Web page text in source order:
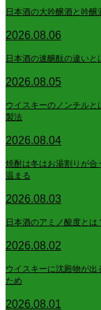
日本酒の大吟醸酒と吟
2026.08.06
日本酒の速醸酛の違い
2026.08.05
ウイスキーのノンチル
製法
2026.08.04
焼酎は冬はお湯割りが
温まる
2026.08.03
日本酒のアミノ酸度と
2026.08.02
ウイスキーに沈殿物が
ため
2026.08.01